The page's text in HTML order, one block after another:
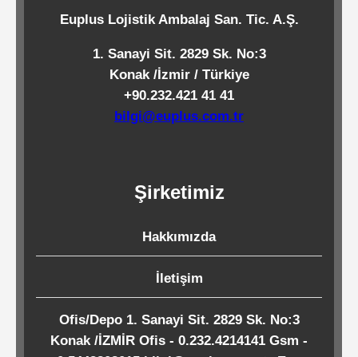
Temizlik
Temizlik
Kimyasalları
Kağıtları
Endüstriyel
Köpük
Euplus Lojistik Ambalaj San. Tic. A.Ş.
1. Sanayi Sit. 2829 Sk. No:3
Konak /İzmir / Türkiye
+90.232.421 41 41
bilgi@euplus.com.tr
Şirketimiz
Hakkımızda
İletişim
Ofis/Depo 1. Sanayi Sit. 2829 Sk. No:3
Konak /İZMİR Ofis - 0.232.4214141 Gsm -